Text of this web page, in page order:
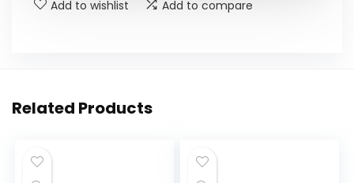
Add to wishlist Add to compare
Related Products